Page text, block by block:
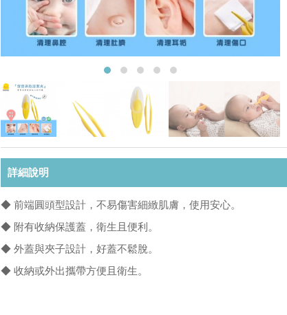
詳細說明
◆ 前端圓頭型設計，不易傷害細緻肌膚，使用安心。
◆ 附有收納保護蓋，衛生且便利。
◆ 外蓋與夾子設計，好蓋不鬆脫。
◆ 收納或外出攜帶方便且衛生。